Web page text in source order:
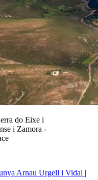
do Eixe i
i Zamora -
Arnau Urgell i Vidal |